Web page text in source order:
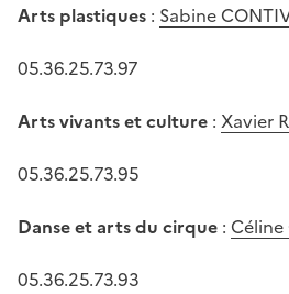
Arts plastiques : Sabine
05.36.25.73.97
Arts vivants et culture : Xavier
05.36.25.73.95
Danse et arts du cirque :
05.36.25.73.93